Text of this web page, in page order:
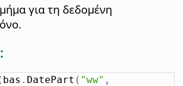
για τη δεδομένη
bas . DatePart ( "ww" ,